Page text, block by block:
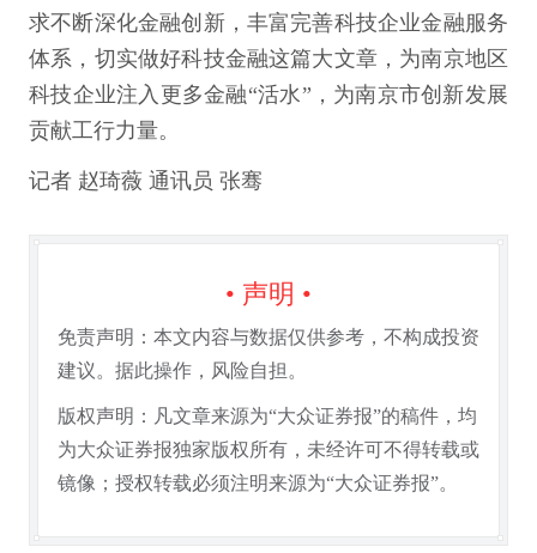
求不断深化金融创新，丰富完善科技企业金融服务
体系，切实做好科技金融这篇大文章，为南京地区
科技企业注入更多金融“活水”，为南京市创新发展
贡献工行力量。
记者 赵琦薇 通讯员 张骞
• 声明 •
免责声明：本文内容与数据仅供参考，不构成投资
建议。据此操作，风险自担。
版权声明：凡文章来源为“大众证券报”的稿件，均
为大众证券报独家版权所有，未经许可不得转载或
镜像；授权转载必须注明来源为“大众证券报”。